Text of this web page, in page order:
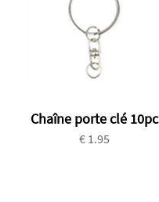
Chaîne porte clé 10pc
€ 1.95